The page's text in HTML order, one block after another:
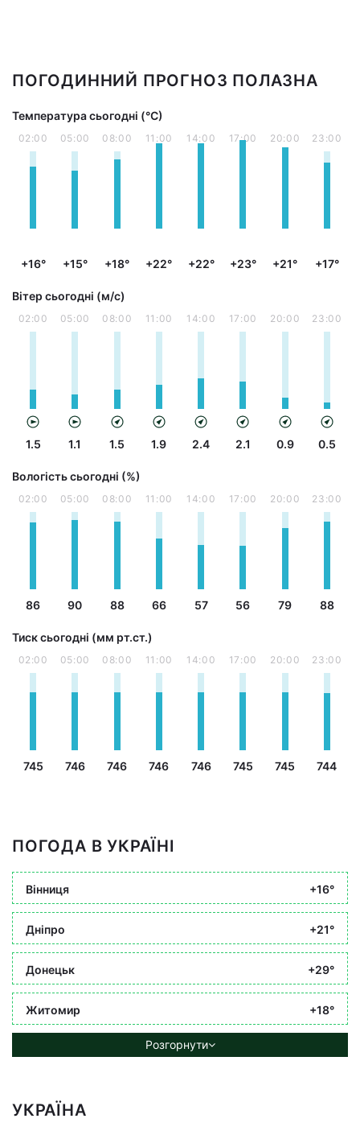
ПОГОДИННИЙ ПРОГНОЗ ПОЛАЗНА
Температура сьогодні (°С)
02:00
+16°
05:00
+15°
08:00
+18°
11:00
+22°
14:00
+22°
17:00
+23°
20:00
+21°
23:00
+17°
Вітер сьогодні (м/с)
02:00
1.5
05:00
1.1
08:00
1.5
11:00
1.9
14:00
2.4
17:00
2.1
20:00
0.9
23:00
0.5
Вологість сьогодні (%)
02:00
86
05:00
90
08:00
88
11:00
66
14:00
57
17:00
56
20:00
79
23:00
88
Тиск сьогодні (мм рт.ст.)
02:00
745
05:00
746
08:00
746
11:00
746
14:00
746
17:00
745
20:00
745
23:00
744
ПОГОДА В УКРАЇНІ
Вінниця +16°
Дніпро +21°
Донецьк +29°
Житомир +18°
Розгорнути
УКРАЇНА